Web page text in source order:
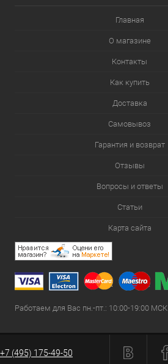
Главная
О магазине
Контакты
Как купить
Доставка
Самовывоз
Гарантия и возврат
Отзывы
Вопросы и ответы
Статьи
Карта сайта
Работаем для Вас пн.-пт.: 10:00-19:00 МСК
+7 (495) 175-49-50